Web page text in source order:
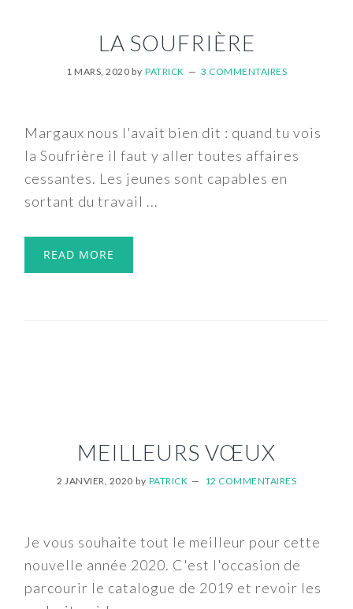
LA SOUFRIÈRE
1 MARS, 2020 by PATRICK 3 COMMENTAIRES
Margaux nous l'avait bien dit : quand tu vois
la Soufrière il faut y aller toutes affaires
cessantes. Les jeunes sont capables en
sortant du travail ...
READ MORE
MEILLEURS VŒUX
2 JANVIER, 2020 by PATRICK 12 COMMENTAIRES
Je vous souhaite tout le meilleur pour cette
nouvelle année 2020. C'est l'occasion de
parcourir le catalogue de 2019 et revoir les